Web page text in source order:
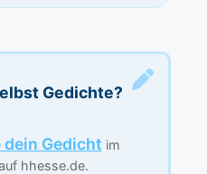
Gedichte?
Gedicht im
hhesse.de.